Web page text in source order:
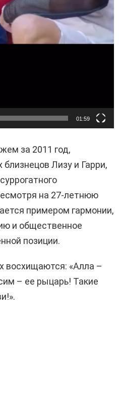
01:59
за 2011 год,
Лизу и Гарри,
на 27-летнюю
примером гармонии,
и общественное
позиции.
восхищаются: «Алла –
– ее рыцарь! Такие